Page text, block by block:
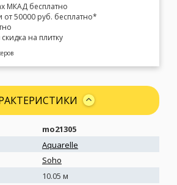
МКАД бесплатно
от 50000 руб. бесплатно*
на плитку
mo21305
Aquarelle
Soho
10.05 м